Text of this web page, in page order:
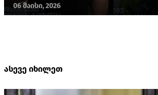
06 მაისი, 2026
ასევე იხილეთ